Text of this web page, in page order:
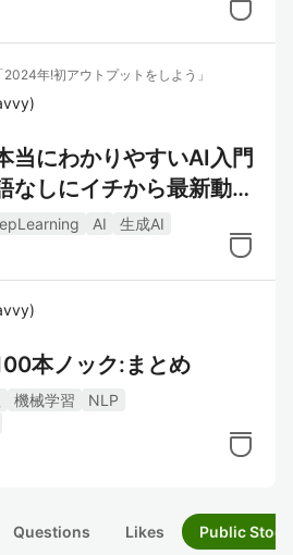
年!初アウトプットをしよう」
)
当にわかりやすいAI入門
しにイチから最新動向
AIはなぜ人間みたいなこ
AI
生成AI
)
本ノック:まとめ
機械学習
NLP
Questions Likes Public